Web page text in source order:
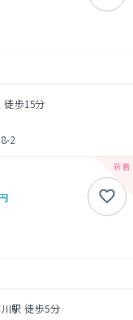
徒歩15分
2
駅 徒歩5分